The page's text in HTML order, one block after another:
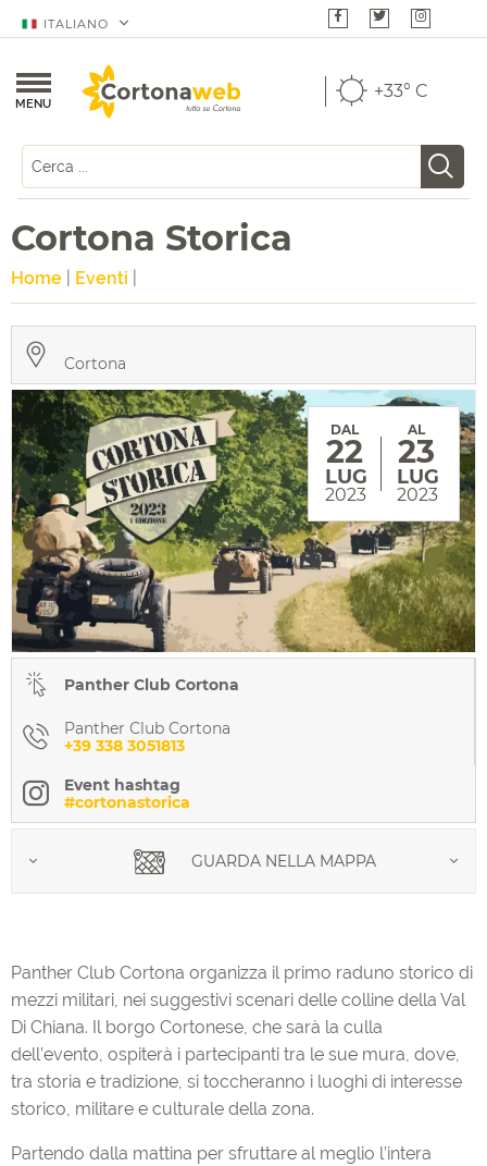
ITALIANO
MENU
+33° C
Cortona Storica
Home Eventi
Cortona
DAL
22
LUG
2023
AL
23
LUG
2023
Panther Club Cortona
Panther Club Cortona
+39 338 3051813
Event hashtag
#cortonastorica
GUARDA NELLA MAPPA
Panther Club Cortona organizza il primo raduno storico di
mezzi militari, nei suggestivi scenari delle colline della Val
Di Chiana. Il borgo Cortonese, che sarà la culla
dell’evento, ospiterà i partecipanti tra le sue mura, dove,
tra storia e tradizione, si toccheranno i luoghi di interesse
storico, militare e culturale della zona.
Partendo dalla mattina per sfruttare al meglio l’intera